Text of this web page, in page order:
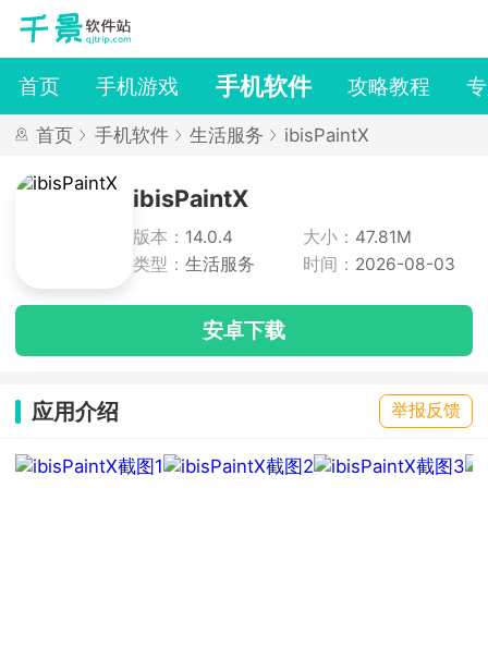
首页 手机游戏 手机软件 攻略教程
首页 手机软件 生活服务 ibisPaintX
ibisPaintX
版本： 14.0.4 大小： 47.81M
类型： 生活服务 时间： 2026-08-03
安卓下载
应用介绍 举报反馈